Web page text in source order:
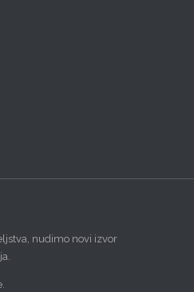
nudimo novi izvor